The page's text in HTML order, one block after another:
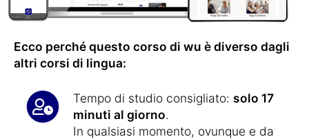
Ecco perché questo corso di wu è diverso dagli
altri corsi di lingua:
Tempo di studio consigliato: solo 17
minuti al giorno.
In qualsiasi momento, ovunque e da